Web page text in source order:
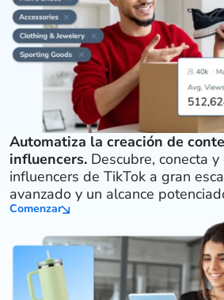
Automatiza la creación de
influencers. Descubre, conecta
influencers de TikTok a gran
avanzado y un alcance
Comenzar